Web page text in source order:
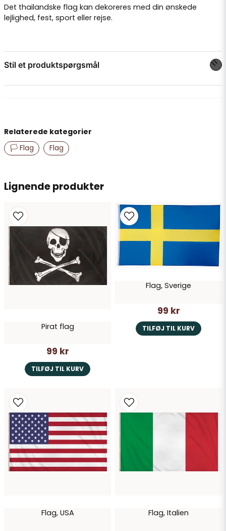
Det thailandske flag kan dekoreres med din ønskede
lejlighed, fest, sport eller rejse.
Stil et produktspørgsmål
name
Navn
email
E-mailadresse
Ja, du kan offentliggøre mit spørgsmål
Send spørgsmål
Lignende produkter
Pirat flag
99 kr
TILFØJ TIL KURV
Flag, Sverige
99 kr
TILFØJ TIL KURV
Flag, USA Flag, Italien
Relaterede kategorier
🏳️ Flag
Flag